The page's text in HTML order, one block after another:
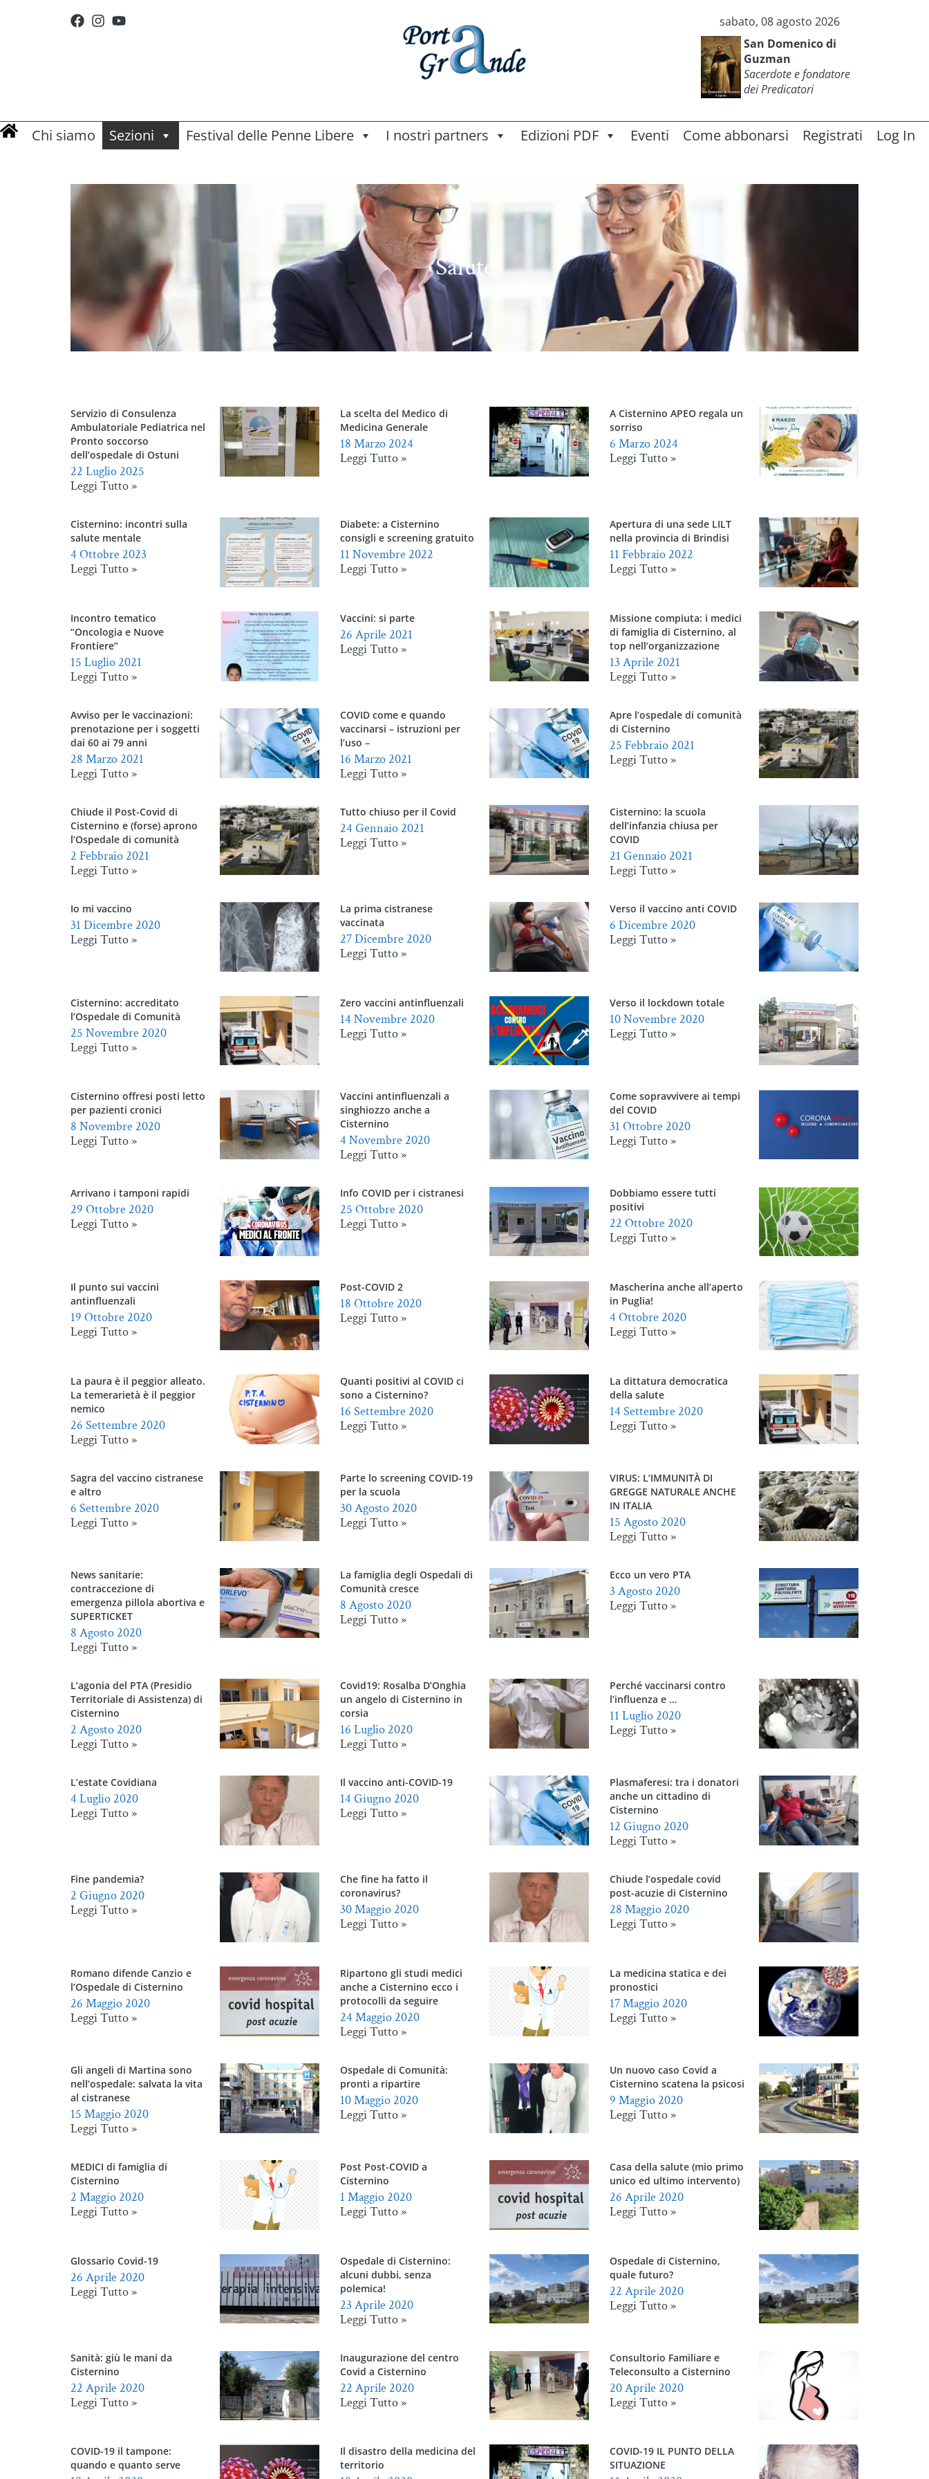
sabato, 08 agosto 2026
San Domenico di
Guzman
Sacerdote e fondatore
dei Predicatori
Chi siamo Sezioni Festival delle Penne Libere I nostri partners Edizioni PDF Eventi Come abbonarsi Registrati Log In
Salute
Servizio di Consulenza
Ambulatoriale Pediatrica nel
Pronto soccorso
dell’ospedale di Ostuni
22 Luglio 2025
Leggi Tutto »
La scelta del Medico di
Medicina Generale
18 Marzo 2024
Leggi Tutto »
A Cisternino APEO regala un
sorriso
6 Marzo 2024
Leggi Tutto »
Cisternino: incontri sulla
salute mentale
4 Ottobre 2023
Leggi Tutto »
Diabete: a Cisternino
consigli e screening gratuito
11 Novembre 2022
Leggi Tutto »
Apertura di una sede LILT
nella provincia di Brindisi
11 Febbraio 2022
Leggi Tutto »
Incontro tematico
“Oncologia e Nuove
Frontiere”
15 Luglio 2021
Leggi Tutto »
Vaccini: si parte
26 Aprile 2021
Leggi Tutto »
Missione compiuta: i medici
di famiglia di Cisternino, al
top nell’organizzazione
13 Aprile 2021
Leggi Tutto »
Avviso per le vaccinazioni:
prenotazione per i soggetti
dai 60 ai 79 anni
28 Marzo 2021
Leggi Tutto »
COVID come e quando
vaccinarsi – istruzioni per
l’uso –
16 Marzo 2021
Leggi Tutto »
Apre l’ospedale di comunità
di Cisternino
25 Febbraio 2021
Leggi Tutto »
Chiude il Post-Covid di
Cisternino e (forse) aprono
l’Ospedale di comunità
2 Febbraio 2021
Leggi Tutto »
Tutto chiuso per il Covid
24 Gennaio 2021
Leggi Tutto »
Cisternino: la scuola
dell’infanzia chiusa per
COVID
21 Gennaio 2021
Leggi Tutto »
Io mi vaccino
31 Dicembre 2020
Leggi Tutto »
La prima cistranese
vaccinata
27 Dicembre 2020
Leggi Tutto »
Verso il vaccino anti COVID
6 Dicembre 2020
Leggi Tutto »
Cisternino: accreditato
l’Ospedale di Comunità
25 Novembre 2020
Leggi Tutto »
Zero vaccini antinfluenzali
14 Novembre 2020
Leggi Tutto »
Verso il lockdown totale
10 Novembre 2020
Leggi Tutto »
Cisternino offresi posti letto
per pazienti cronici
8 Novembre 2020
Leggi Tutto »
Vaccini antinfluenzali a
singhiozzo anche a
Cisternino
4 Novembre 2020
Leggi Tutto »
Come sopravvivere ai tempi
del COVID
31 Ottobre 2020
Leggi Tutto »
Arrivano i tamponi rapidi
29 Ottobre 2020
Leggi Tutto »
Info COVID per i cistranesi
25 Ottobre 2020
Leggi Tutto »
Dobbiamo essere tutti
positivi
22 Ottobre 2020
Leggi Tutto »
Il punto sui vaccini
antinfluenzali
19 Ottobre 2020
Leggi Tutto »
Post-COVID 2
18 Ottobre 2020
Leggi Tutto »
Mascherina anche all’aperto
in Puglia!
4 Ottobre 2020
Leggi Tutto »
La paura è il peggior alleato.
La temerarietà è il peggior
nemico
26 Settembre 2020
Leggi Tutto »
Quanti positivi al COVID ci
sono a Cisternino?
16 Settembre 2020
Leggi Tutto »
La dittatura democratica
della salute
14 Settembre 2020
Leggi Tutto »
Sagra del vaccino cistranese
e altro
6 Settembre 2020
Leggi Tutto »
Parte lo screening COVID-19
per la scuola
30 Agosto 2020
Leggi Tutto »
VIRUS: L’IMMUNITÀ DI
GREGGE NATURALE ANCHE
IN ITALIA
15 Agosto 2020
Leggi Tutto »
News sanitarie:
contraccezione di
emergenza pillola abortiva e
SUPERTICKET
8 Agosto 2020
Leggi Tutto »
La famiglia degli Ospedali di
Comunità cresce
8 Agosto 2020
Leggi Tutto »
Ecco un vero PTA
3 Agosto 2020
Leggi Tutto »
L’agonia del PTA (Presidio
Territoriale di Assistenza) di
Cisternino
2 Agosto 2020
Leggi Tutto »
Covid19: Rosalba D’Onghia
un angelo di Cisternino in
corsia
16 Luglio 2020
Leggi Tutto »
Perché vaccinarsi contro
l’influenza e …
11 Luglio 2020
Leggi Tutto »
L’estate Covidiana
4 Luglio 2020
Leggi Tutto »
Il vaccino anti-COVID-19
14 Giugno 2020
Leggi Tutto »
Plasmaferesi: tra i donatori
anche un cittadino di
Cisternino
12 Giugno 2020
Leggi Tutto »
Fine pandemia?
2 Giugno 2020
Leggi Tutto »
Che fine ha fatto il
coronavirus?
30 Maggio 2020
Leggi Tutto »
Chiude l’ospedale covid
post-acuzie di Cisternino
28 Maggio 2020
Leggi Tutto »
Romano difende Canzio e
l’Ospedale di Cisternino
26 Maggio 2020
Leggi Tutto »
Ripartono gli studi medici
anche a Cisternino ecco i
protocolli da seguire
24 Maggio 2020
Leggi Tutto »
La medicina statica e dei
pronostici
17 Maggio 2020
Leggi Tutto »
Gli angeli di Martina sono
nell’ospedale: salvata la vita
al cistranese
15 Maggio 2020
Leggi Tutto »
Ospedale di Comunità:
pronti a ripartire
10 Maggio 2020
Leggi Tutto »
Un nuovo caso Covid a
Cisternino scatena la psicosi
9 Maggio 2020
Leggi Tutto »
MEDICI di famiglia di
Cisternino
2 Maggio 2020
Leggi Tutto »
Post Post-COVID a
Cisternino
1 Maggio 2020
Leggi Tutto »
Casa della salute (mio primo
unico ed ultimo intervento)
26 Aprile 2020
Leggi Tutto »
Glossario Covid-19
26 Aprile 2020
Leggi Tutto »
Ospedale di Cisternino:
alcuni dubbi, senza
polemica!
23 Aprile 2020
Leggi Tutto »
Ospedale di Cisternino,
quale futuro?
22 Aprile 2020
Leggi Tutto »
Sanità: giù le mani da
Cisternino
22 Aprile 2020
Leggi Tutto »
Inaugurazione del centro
Covid a Cisternino
22 Aprile 2020
Leggi Tutto »
Consultorio Familiare e
Teleconsulto a Cisternino
20 Aprile 2020
Leggi Tutto »
COVID-19 il tampone:
quando e quanto serve
Il disastro della medicina del
territorio
COVID-19 IL PUNTO DELLA
SITUAZIONE